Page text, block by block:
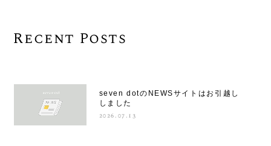
Recent Posts
seven dotのNEWSサイトはお引越し
しました
2026.07.13